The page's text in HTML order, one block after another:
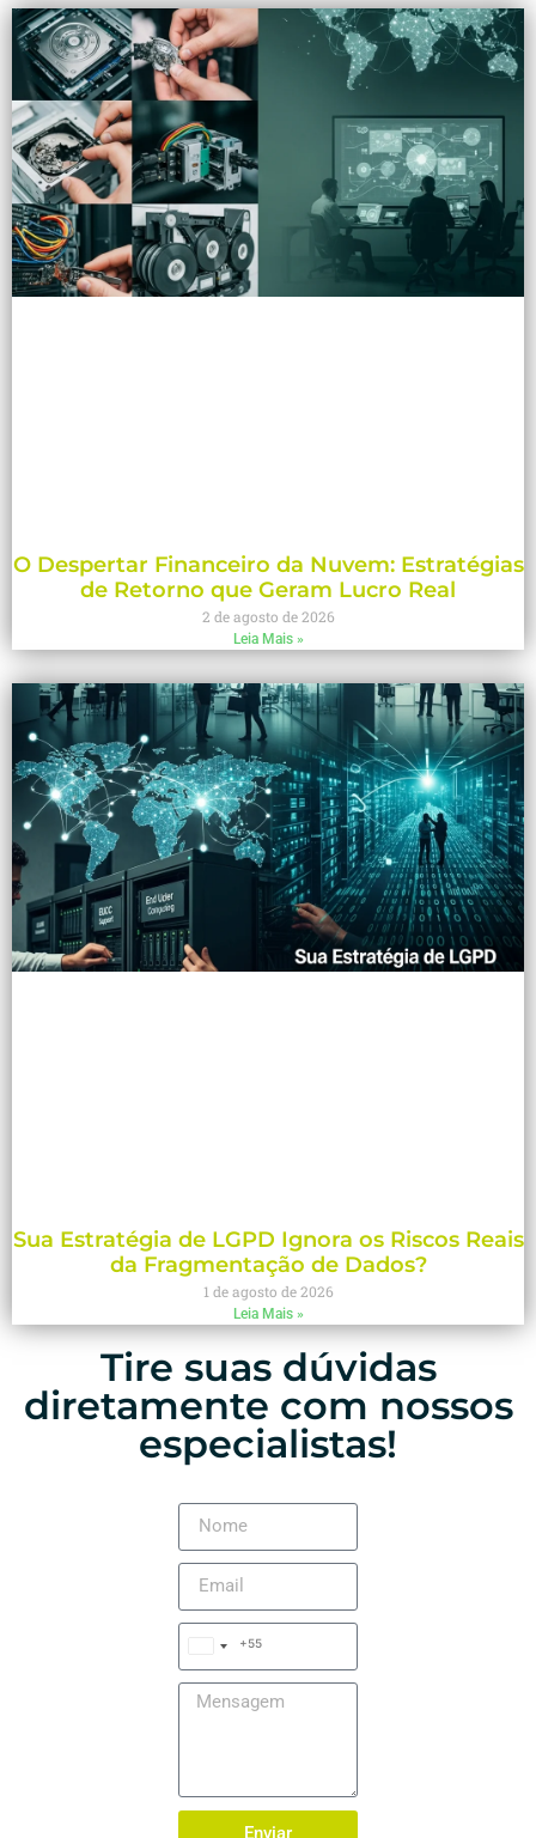
O Despertar Financeiro da Nuvem: Estratégias
de Retorno que Geram Lucro Real
2 de agosto de 2026
Leia Mais »
Sua Estratégia de LGPD Ignora os Riscos Reais
da Fragmentação de Dados?
1 de agosto de 2026
Leia Mais »
Tire suas dúvidas
diretamente com nossos
especialistas!
Brazil
+55
Enviar